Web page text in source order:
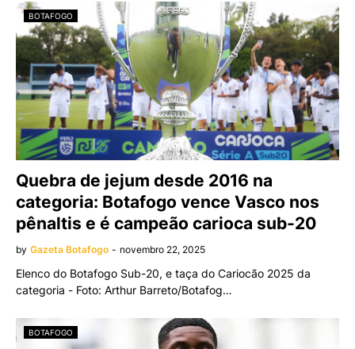
BOTAFOGO
Quebra de jejum desde 2016 na
categoria: Botafogo vence Vasco nos
pênaltis e é campeão carioca sub-20
by Gazeta Botafogo - novembro 22, 2025
Elenco do Botafogo Sub-20, e taça do Cariocão 2025 da
categoria - Foto: Arthur Barreto/Botafog…
BOTAFOGO